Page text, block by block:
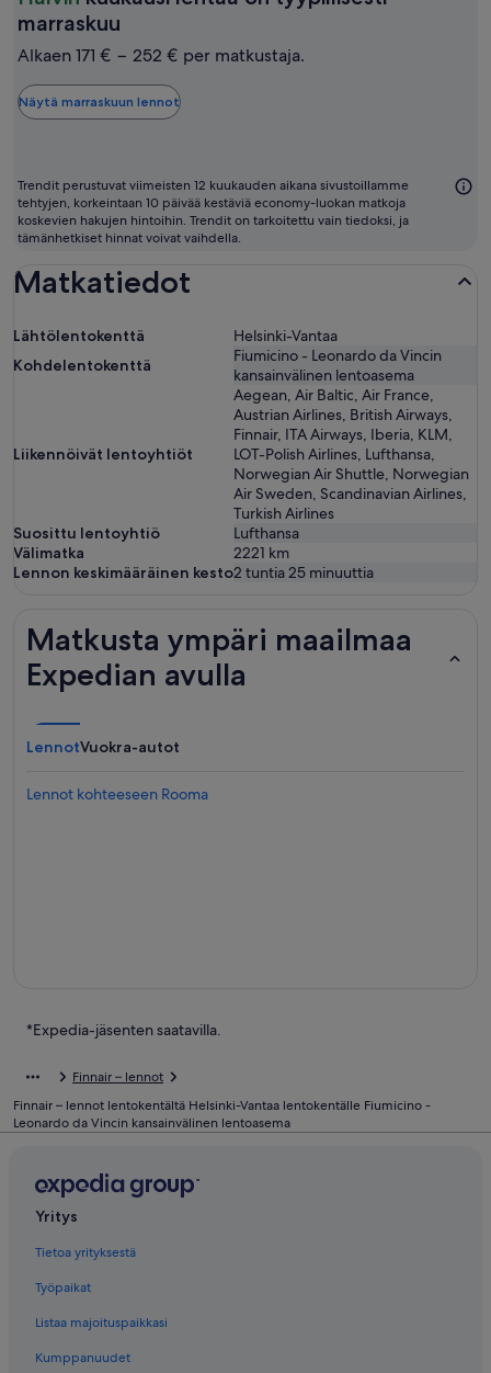
marraskuu
kuukausi
on
tyypillisesti
Alkaen 171 € − 252 € per matkustaja.
Näytä marraskuun lennot
Trendit perustuvat viimeisten 12 kuukauden aikana sivustoillamme
tehtyjen, korkeintaan 10 päivää kestäviä economy-luokan matkoja
koskevien hakujen hintoihin. Trendit on tarkoitettu vain tiedoksi, ja
tämänhetkiset hinnat voivat vaihdella.
Matkatiedot
Lähtölentokenttä
Helsinki-Vantaa
Kohdelentokenttä
Fiumicino - Leonardo da Vincin
kansainvälinen lentoasema
Liikennöivät lentoyhtiöt
Aegean, Air Baltic, Air France,
Austrian Airlines, British Airways,
Finnair, ITA Airways, Iberia, KLM,
LOT-Polish Airlines, Lufthansa,
Norwegian Air Shuttle, Norwegian
Air Sweden, Scandinavian Airlines,
Turkish Airlines
Suosittu lentoyhtiö
Lufthansa
Välimatka
2221 km
Lennon keskimääräinen kesto2 tuntia 25 minuuttia
Matkusta ympäri maailmaa
Expedian avulla
LennotVuokra-autot
Lennot kohteeseen Rooma
*Expedia-jäsenten saatavilla.
Finnair – lennot
Finnair – lennot lentokentältä Helsinki-Vantaa lentokentälle Fiumicino -
Leonardo da Vincin kansainvälinen lentoasema
Yritys
Tietoa yrityksestä
Työpaikat
Listaa majoituspaikkasi
Kumppanuudet